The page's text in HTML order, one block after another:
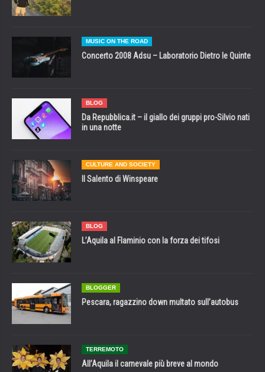
MUSIC ON THE ROAD
Concerto 2008 Adsu – Laboratorio Dietro le Quinte
BLOG
Da Repubblica.it – il giallo dei gruppi pro-Silvio nati
in una notte
CULTURE AND SOCIETY
Il Salento di Winspeare
BLOG
L’Aquila al Flaminio con la forza dei tifosi
BLOGGER
Pescara, ragazzino down multato sull’autobus
TERREMOTO
All’Aquila il carnevale più breve al mondo